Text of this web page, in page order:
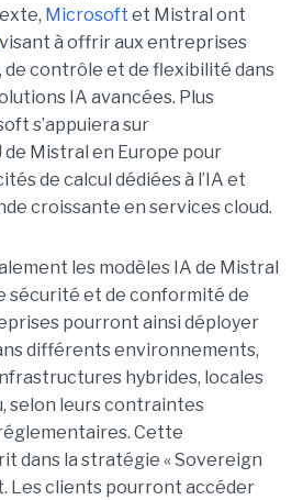
Microsoft et Mistral ont
visant à offrir aux entreprises
de contrôle et de flexibilité dans
IA avancées. Plus
s’appuiera sur
de Mistral en Europe pour
de calcul dédiées à l’IA et
croissante en services cloud.
les modèles IA de Mistral
sécurité et de conformité de
pourront ainsi déployer
différents environnements,
hybrides, locales
selon leurs contraintes
Cette
dans la stratégie « Sovereign
Les clients pourront accéder